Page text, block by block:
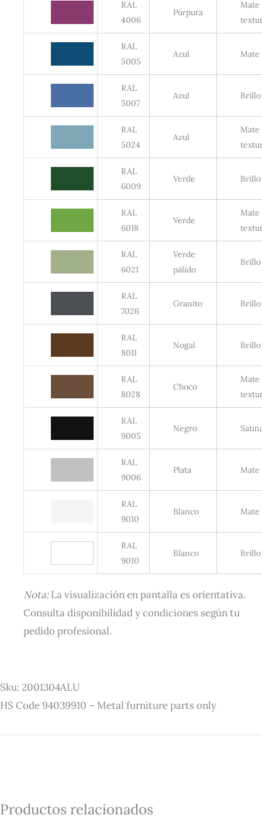
RAL
4006
Púrpura
Mate
RAL
5005
Azul Mate
RAL
5007
Azul Brillo
RAL
5024
Azul
Mate
RAL
6009
Verde Brillo
RAL
6018
Verde
Mate
RAL
6021
Verde
pálido
Brillo
RAL
7026
Granito Brillo
RAL
8011
Nogal Brillo
RAL
8028
Choco
Mate
RAL
9005
Negro
RAL
9006
Plata Mate
RAL
9010
Blanco Mate
RAL
9010
Blanco Brillo
Nota:La visualización en pantalla es orientativa.
Consulta disponibilidad y condiciones según tu
pedido profesional.
Sku: 2001304ALU
HS Code 94039910 – Metal furniture parts only
Productos relacionados